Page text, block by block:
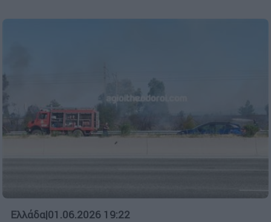
Ελλάδα|01.06.2026 19:22